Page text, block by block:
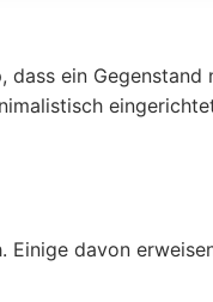
ein Gegenstand
davon